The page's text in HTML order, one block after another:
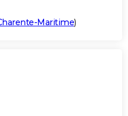
Maritime)